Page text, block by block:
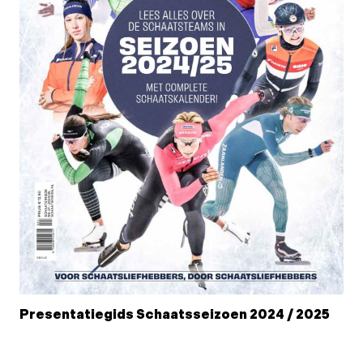
Presentatiegids Schaatsseizoen 2024 / 2025